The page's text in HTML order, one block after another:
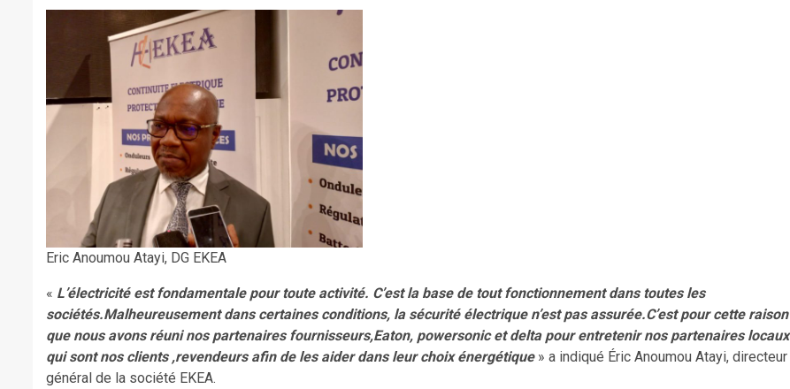
Eric Anoumou Atayi, DG EKEA
« L’électricité est fondamentale pour toute activité. C’est la base de tout fonctionnement dans toutes les
sociétés.Malheureusement dans certaines conditions, la sécurité électrique n’est pas assurée.C’est pour cette raison
que nous avons réuni nos partenaires fournisseurs,Eaton, powersonic et delta pour entretenir nos partenaires locaux
qui sont nos clients ,revendeurs afin de les aider dans leur choix énergétique» a indiqué Éric Anoumou Atayi, directeur
général de la société EKEA.